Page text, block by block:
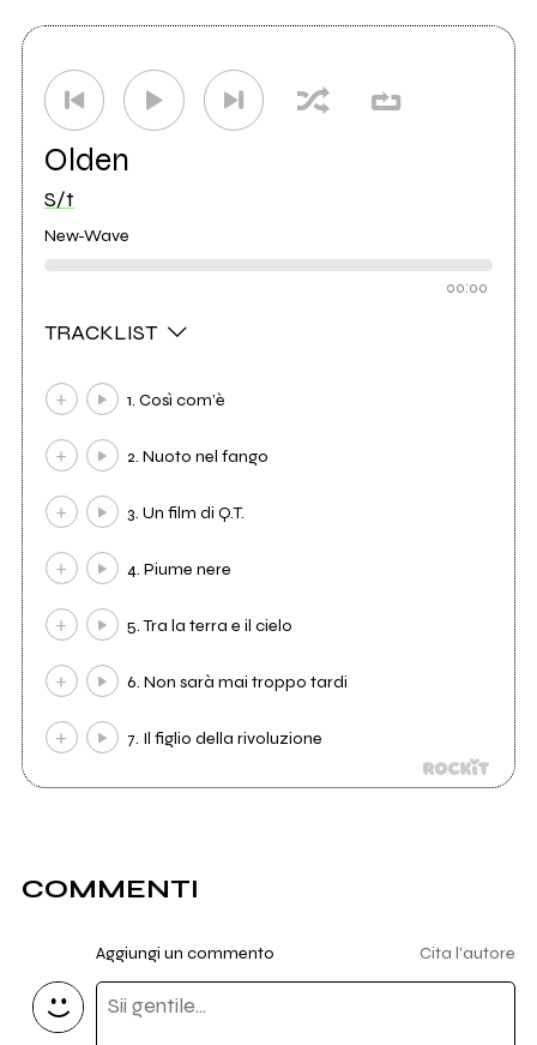
Olden
S/t
New-Wave
00:00
TRACKLIST
1. Così com’è
2. Nuoto nel fango
3. Un film di Q.T.
4. Piume nere
5. Tra la terra e il cielo
6. Non sarà mai troppo tardi
7. Il figlio della rivoluzione
COMMENTI
Aggiungi un commento Cita l'autore